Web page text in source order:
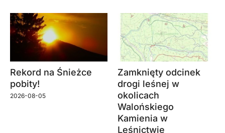
Rekord na Śnieżce
pobity!
2026-08-05
Zamknięty odcinek
drogi leśnej w
okolicach
Walońskiego
Kamienia w
Leśnictwie